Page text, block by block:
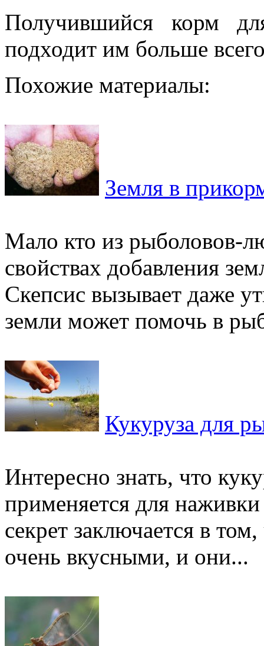
Получившийся корм
подходит им больше
Похожие материалы:
Земля в
Мало кто из рыболовов-
свойствах добавления
Скепсис вызывает даже
земли может помочь в
Кукуруза для
Интересно знать, что
применяется для
секрет заключается в
очень вкусными, и они...